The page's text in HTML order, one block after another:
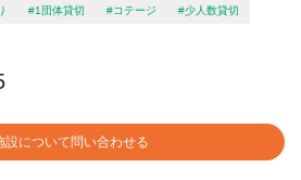
#1団体貸切 #コテージ #少人数貸切
設について問い合わせる